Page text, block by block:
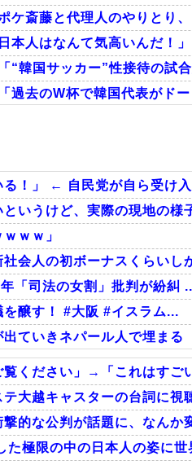
ケ斎藤と代理人のやりとり
本人はなんて気高いんだ！
“韓国サッカー”性接待の試
過去のW杯で韓国代表がド
日本メディアが2002年ワー
by livedoor 相互RSS
る！」 ← 自民党が自ら受け
いうけど、実際の現地の様
ｗｗ」
会人の初ボーナスくらいし
「司法の女割」批判が紛糾
醸す！ #大阪 #イスラム...
ていきネパール人で埋まる
覧ください」→「これはすご
大越キャスターの台詞に視
的な公判が話題に、なんか
た極限の中の日本人の姿に世